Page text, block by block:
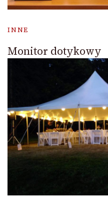
INNE
Monitor dotykowy